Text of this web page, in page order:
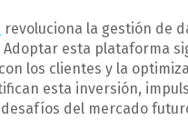
revoluciona la gestión de
esta plataforma
los clientes y la
esta inversión,
del mercado